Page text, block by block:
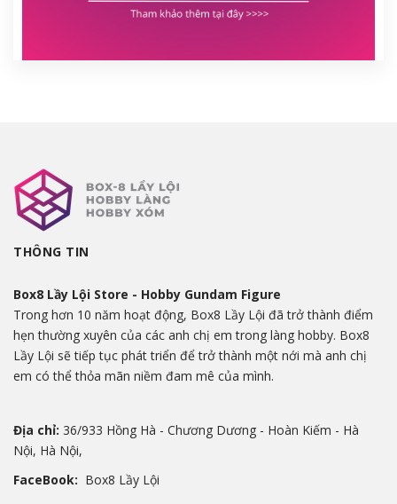
THÔNG TIN
Box8 Lầy Lội Store - Hobby Gundam Figure
Trong hơn 10 năm hoạt động, Box8 Lầy Lội đã trở thành điểm
hẹn thường xuyên của các anh chị em trong làng hobby. Box8
Lầy Lội sẽ tiếp tục phát triển để trở thành một nới mà anh chị
em có thể thỏa mãn niềm đam mê của mình.
Địa chỉ: 36/933 Hồng Hà - Chương Dương - Hoàn Kiếm - Hà
Nội, Hà Nội,
FaceBook: Box8 Lầy Lội